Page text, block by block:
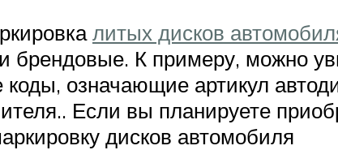
литых дисков
брендовые. К примеру, можно
означающие артикул
Если вы планируете
дисков автомобиля